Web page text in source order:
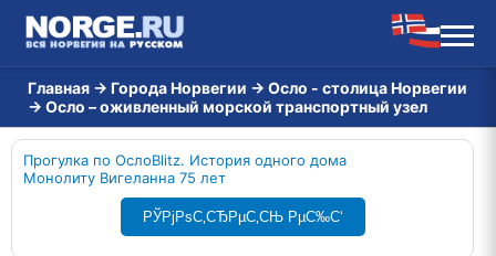
Главная → Города Норвегии → Осло - столица Норвегии
→ Осло – оживленный морской транспортный узел
Прогулка по ОслоBlitz. История одного дома
Монолиту Вигеланна 75 лет
РЎРјРѕС‚СЂРµС‚СЊ РµС‰С‘